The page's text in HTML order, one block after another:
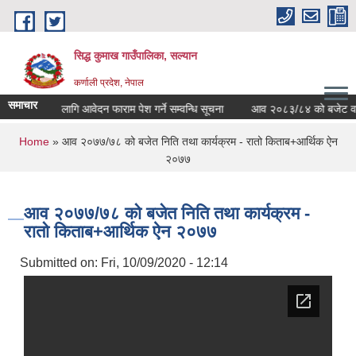
Skip to main content
सिद्ध कुमाख गाउँपालिका, सल्यान
कर्णाली प्रदेश, नेपाल
समाचार लागि आवेदन फाराम पेश गर्ने सम्वन्धि सूचना आव २०८३/८४ को बजेट वक्तव्य
You are here
Home» आव २०७७/७८ को बजेत निति तथा कार्यक्रम - रातो किताब+आर्थिक ऐन
२०७७
आव २०७७/७८ को बजेत निति तथा कार्यक्रम -
रातो किताब+आर्थिक ऐन २०७७
Submitted on: Fri, 10/09/2020 - 12:14